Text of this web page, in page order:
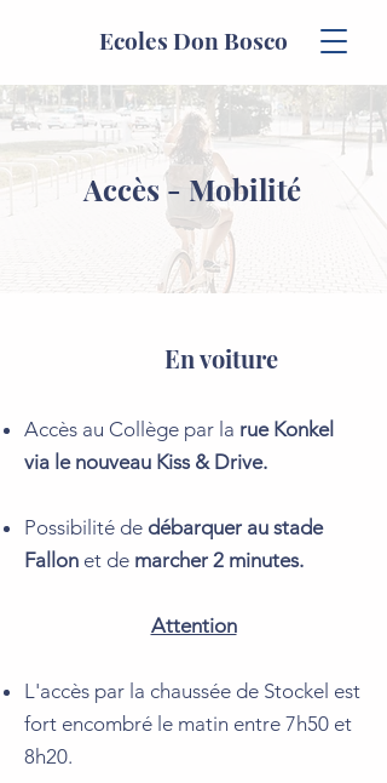
Ecoles Don Bosco
Accès - Mobilité
En voiture
Accès au Collège par la rue Konkel
via le nouveau Kiss & Drive.
Possibilité de débarquer au stade
Fallon et de marcher 2 minutes.
​Attention
L'accès par la chaussée de Stockel est
fort encombré le matin entre 7h50 et
8h20.